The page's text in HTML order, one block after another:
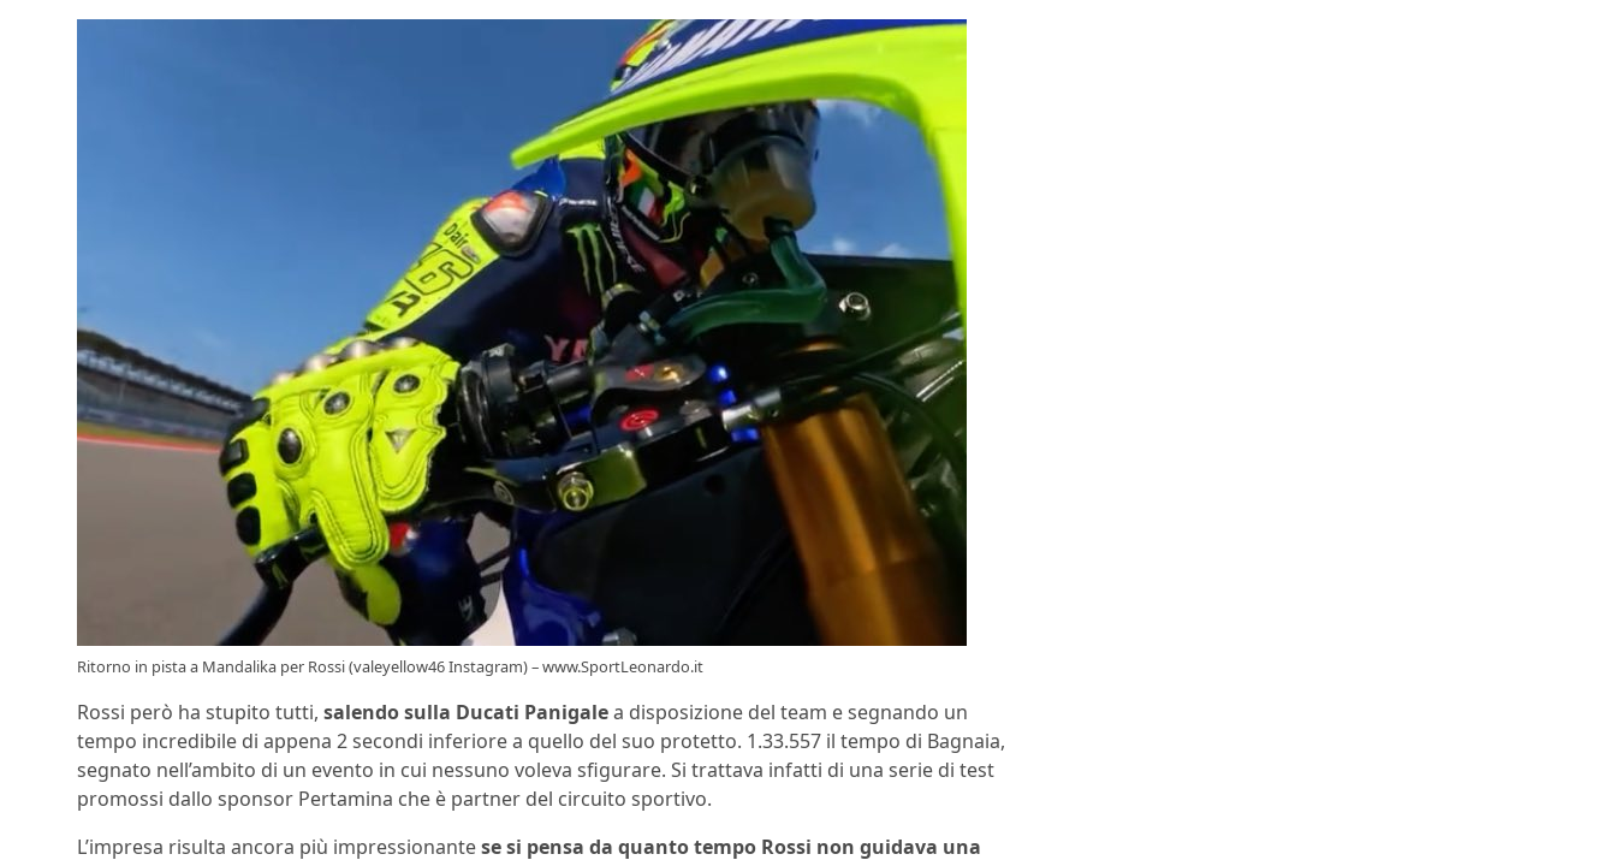
Ritorno in pista a Mandalika per Rossi (valeyellow46 Instagram) – www.SportLeonardo.it
Rossi però ha stupito tutti, salendo sulla Ducati Panigalea disposizione del team e segnando un
tempo incredibile di appena 2 secondi inferiore a quello del suo protetto. 1.33.557 il tempo di Bagnaia,
segnato nell’ambito di un evento in cui nessuno voleva sfigurare. Si trattava infatti di una serie di test
promossi dallo sponsor Pertamina che è partner del circuito sportivo.
L’impresa risulta ancora più impressionantese si pensa da quanto tempo Rossi non guidava una